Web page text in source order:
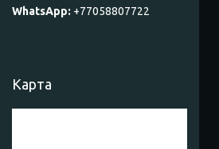
+77058807722
Карта